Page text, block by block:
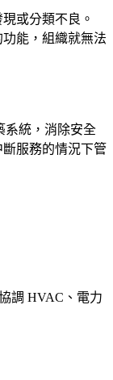
或分類不良。
能，組織就無法
系統，消除安全
服務的情況下管
調 HVAC、電力